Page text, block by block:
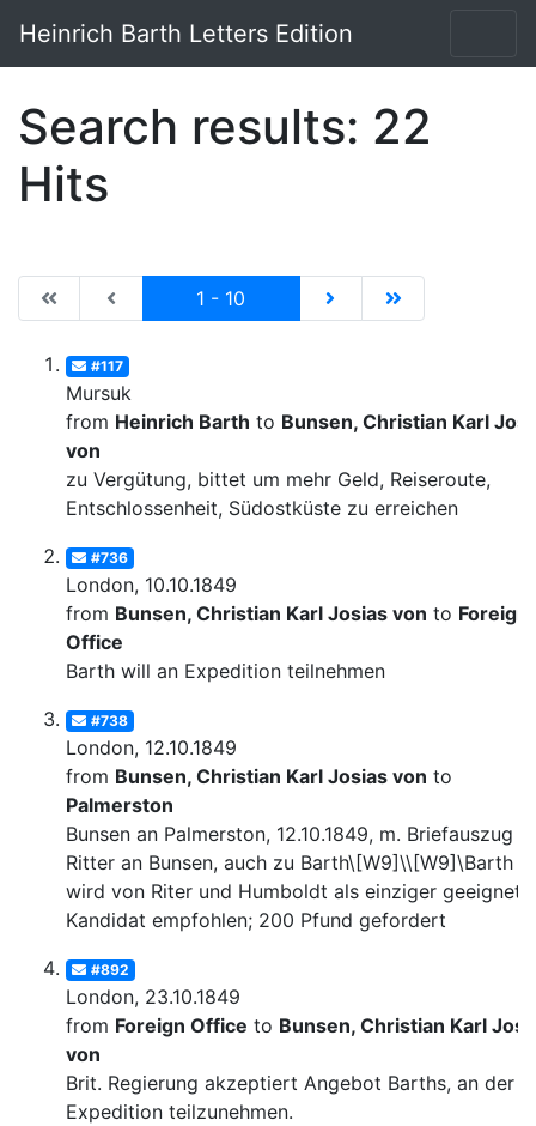
Heinrich Barth Letters Edition
Search results: 22
Hits
|de:Erste Seite|en:First results page|
|de:Vorhergehende Seite|en:Previous results
1 - 10 |de:Nächste
|de:Letzte
#117
Mursuk
from Heinrich Barth to Bunsen, Christian Karl
von
zu Vergütung, bittet um mehr Geld, Reiseroute,
Entschlossenheit, Südostküste zu erreichen
#736
London, 10.10.1849
from Bunsen, Christian Karl Josias von to Foreign
Office
Barth will an Expedition teilnehmen
#738
London, 12.10.1849
from Bunsen, Christian Karl Josias von to
Palmerston
Bunsen an Palmerston, 12.10.1849, m. Briefauszug
Ritter an Bunsen, auch zu Barth\[W9]\\[W9]\Barth
wird von Riter und Humboldt als einziger
Kandidat empfohlen; 200 Pfund gefordert
#892
London, 23.10.1849
from Foreign Office to Bunsen, Christian Karl
von
Brit. Regierung akzeptiert Angebot Barths, an der
Expedition teilzunehmen.